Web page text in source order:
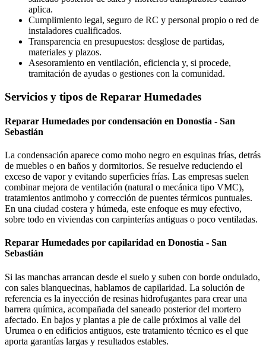
aplica.
Cumplimiento legal, seguro de RC y personal propio o red de
instaladores cualificados.
Transparencia en presupuestos: desglose de partidas,
materiales y plazos.
Asesoramiento en ventilación, eficiencia y, si procede,
tramitación de ayudas o gestiones con la comunidad.
Servicios y tipos de Reparar Humedades
Reparar Humedades por condensación en Donostia - San
Sebastián
La condensación aparece como moho negro en esquinas frías, detrás
de muebles o en baños y dormitorios. Se resuelve reduciendo el
exceso de vapor y evitando superficies frías. Las empresas suelen
combinar mejora de ventilación (natural o mecánica tipo VMC),
tratamientos antimoho y corrección de puentes térmicos puntuales.
En una ciudad costera y húmeda, este enfoque es muy efectivo,
sobre todo en viviendas con carpinterías antiguas o poco ventiladas.
Reparar Humedades por capilaridad en Donostia - San
Sebastián
Si las manchas arrancan desde el suelo y suben con borde ondulado,
con sales blanquecinas, hablamos de capilaridad. La solución de
referencia es la inyección de resinas hidrofugantes para crear una
barrera química, acompañada del saneado posterior del mortero
afectado. En bajos y plantas a pie de calle próximos al valle del
Urumea o en edificios antiguos, este tratamiento técnico es el que
aporta garantías largas y resultados estables.